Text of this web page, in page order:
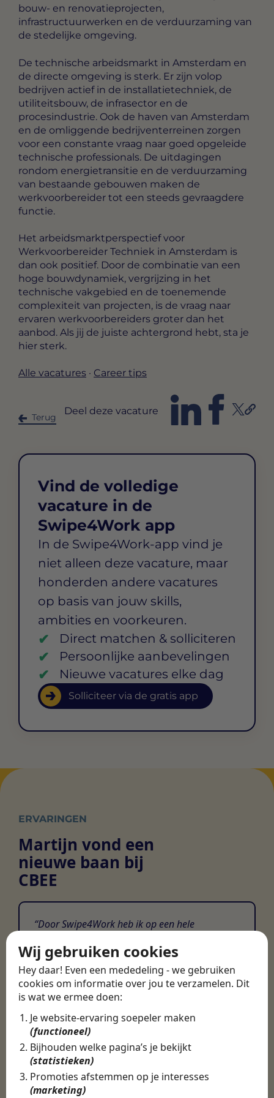
Wij gebruiken cookies
Hey daar! Even een mededeling - we gebruiken
cookies om informatie over jou te verzamelen. Dit
is wat we ermee doen:
Je website-ervaring soepeler maken
(functioneel)
Bijhouden welke pagina’s je bekijkt
(statistieken)
Promoties afstemmen op je interesses
(marketing)
bouw- en renovatieprojecten,
infrastructuurwerken en de verduurzaming van
de stedelijke omgeving.
De technische arbeidsmarkt in Amsterdam en
de directe omgeving is sterk. Er zijn volop
bedrijven actief in de installatietechniek, de
utiliteitsbouw, de infrasector en de
procesindustrie. Ook de haven van Amsterdam
en de omliggende bedrijventerreinen zorgen
voor een constante vraag naar goed opgeleide
technische professionals. De uitdagingen
rondom energietransitie en de verduurzaming
van bestaande gebouwen maken de
werkvoorbereider tot een steeds gevraagdere
functie.
Het arbeidsmarktperspectief voor
Werkvoorbereider Techniek in Amsterdam is
dan ook positief. Door de combinatie van een
hoge bouwdynamiek, vergrijzing in het
technische vakgebied en de toenemende
complexiteit van projecten, is de vraag naar
ervaren werkvoorbereiders groter dan het
aanbod. Als jij de juiste achtergrond hebt, sta je
hier sterk.
Alle vacatures · Career tips
Terug
Deel deze vacature
Vind de volledige
vacature in de
Swipe4Work app
In de Swipe4Work-app vind je
niet alleen deze vacature, maar
honderden andere vacatures
op basis van jouw skills,
ambities en voorkeuren.
Direct matchen & solliciteren
Persoonlijke aanbevelingen
Nieuwe vacatures elke dag
Solliciteer via de gratis app
ERVARINGEN
Martijn vond een
nieuwe baan bij
CBEE
Door Swipe4Work heb ik op een hele
een hele leuke nieuwe baan gevonden. Met heel
veel nieuwe uitdagingen!
Martijn
Certinia Consultant